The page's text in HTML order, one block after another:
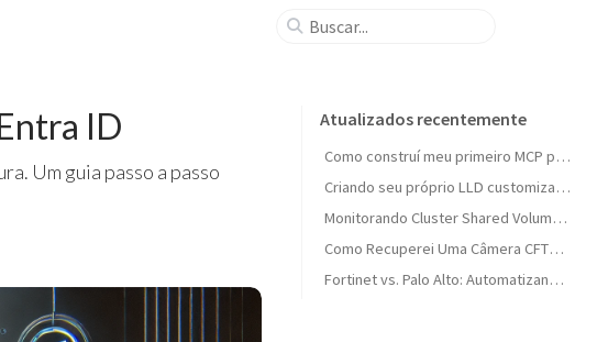
ID
Um guia passo a passo
Atualizados recentemente
Como construí meu primeiro MCP para operações de DNS
Criando seu próprio LLD customizado no Zabbix
Monitorando Cluster Shared Volumes com Zabbix
Como Recuperei Uma Câmera CFTV Brickada
Fortinet vs. Palo Alto: Automatizando Balanceamento de Carga